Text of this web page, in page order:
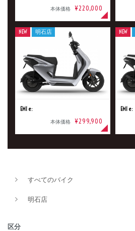
本体価格 ¥220,000
EM1 e:
本体価格 ¥299,900
NEW 明石店
EM1 e:
NEW
すべてのバイク
明石店
区分